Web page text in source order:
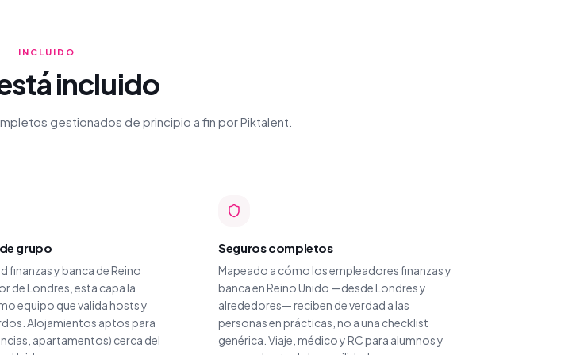
INCLUIDO
incluido
gestionados de principio a fin por Piktalent.
grupo
finanzas y banca de Reino
de Londres, esta capa la
equipo que valida hosts y
Alojamientos aptos para
apartamentos) cerca del
Seguros completos
Mapeado a cómo los empleadores finanzas y
banca en Reino Unido —desde Londres y
alrededores— reciben de verdad a las
personas en prácticas, no a una checklist
genérica. Viaje, médico y RC para alumnos y